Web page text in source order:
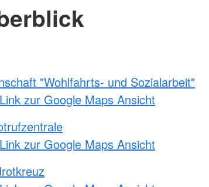
"Wohlfahrts- und Sozialarbeit"
Link zur Google Maps Ansicht
Link zur Google Maps Ansicht